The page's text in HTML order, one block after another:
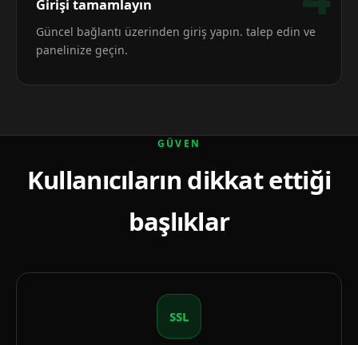
Girişi tamamlayın
Güncel bağlantı üzerinden giriş yapın. talep edin ve
panelinize geçin.
GÜVEN
Kullanıcıların dikkat ettiği
başlıklar
SSL